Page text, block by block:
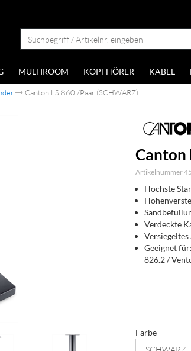
MULTIROOM KOPFHÖRER KABEL
Canton LS 860 /Paar (SCHWARZ)
Canton
Artikelnummer
Höchste
Verdeckte
Geeignet
826.2 /
Farbe